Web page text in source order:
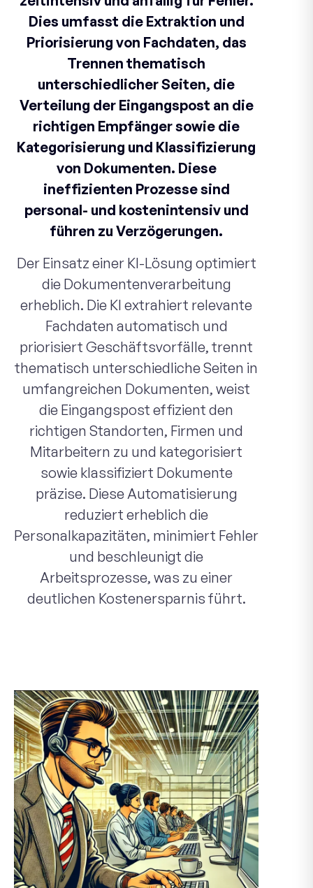
Dies umfasst die Extraktion und
Priorisierung von Fachdaten, das
Trennen thematisch
unterschiedlicher Seiten, die
Verteilung der Eingangspost an die
richtigen Empfänger sowie die
Kategorisierung und Klassifizierung
von Dokumenten. Diese
ineffizienten Prozesse sind
personal- und kostenintensiv und
führen zu Verzögerungen.
Der Einsatz einer KI-Lösung optimiert
die Dokumentenverarbeitung
erheblich. Die KI extrahiert relevante
Fachdaten automatisch und
priorisiert Geschäftsvorfälle, trennt
thematisch unterschiedliche Seiten in
umfangreichen Dokumenten, weist
die Eingangspost effizient den
richtigen Standorten, Firmen und
Mitarbeitern zu und kategorisiert
sowie klassifiziert Dokumente
präzise. Diese Automatisierung
reduziert erheblich die
Personalkapazitäten, minimiert Fehler
und beschleunigt die
Arbeitsprozesse, was zu einer
deutlichen Kostenersparnis führt.